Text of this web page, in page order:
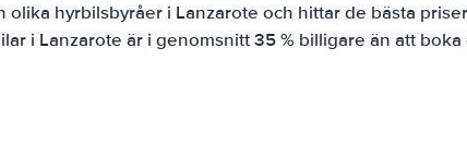
hyrbilsbyråer i Lanzarote och hittar de bästa
i Lanzarote är i genomsnitt 35 % billigare än att boka